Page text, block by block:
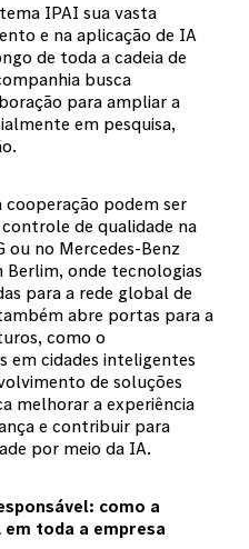
IPAI sua vasta
e na aplicação de IA
de toda a cadeia de
busca
para ampliar a
em pesquisa,
cooperação podem ser
de qualidade na
ou no Mercedes-Benz
onde tecnologias
para a rede global de
abre portas para a
como o
cidades inteligentes
de soluções
melhorar a experiência
e contribuir para
por meio da IA.
como a
toda a empresa